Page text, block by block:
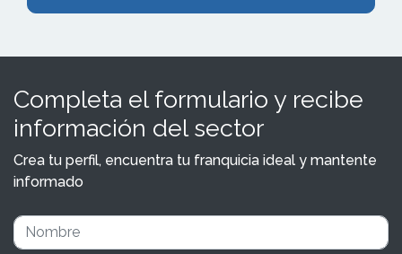
Completa el formulario y recibe
información del sector
Crea tu perfil, encuentra tu franquicia ideal y mantente
informado